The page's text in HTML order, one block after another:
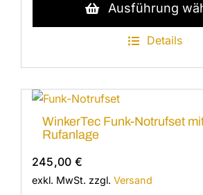
Ausführung
Varianten
auf.
Optionen
auf
der
Details
WinkerTec Funk-Notrufset
Rufanlage
245,00 €
exkl. MwSt. zzgl. Versand